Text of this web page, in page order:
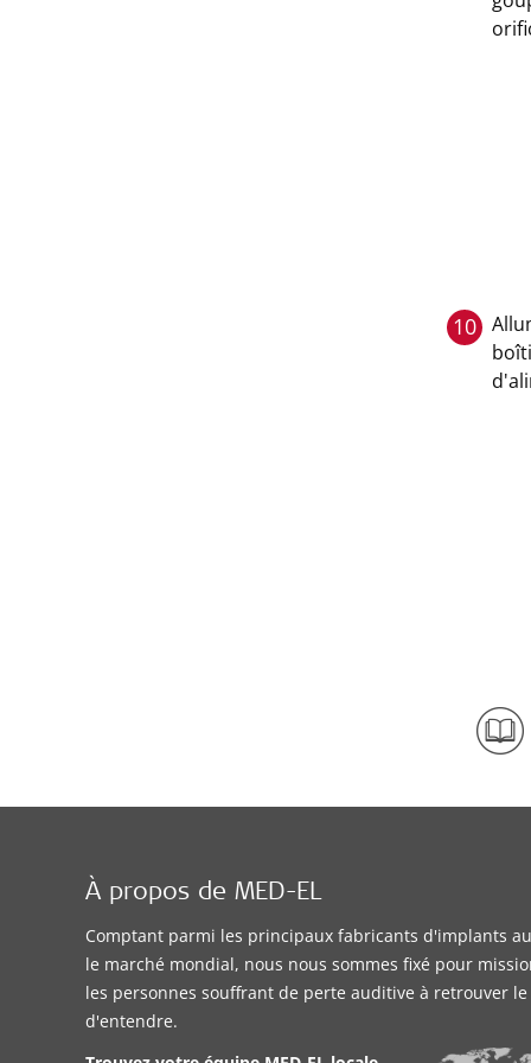
10
À propos de MED-EL
Comptant parmi les principaux fabricants d'implants
le marché mondial, nous nous sommes fixé pour
les personnes souffrant de perte auditive à retrouver
d'entendre.